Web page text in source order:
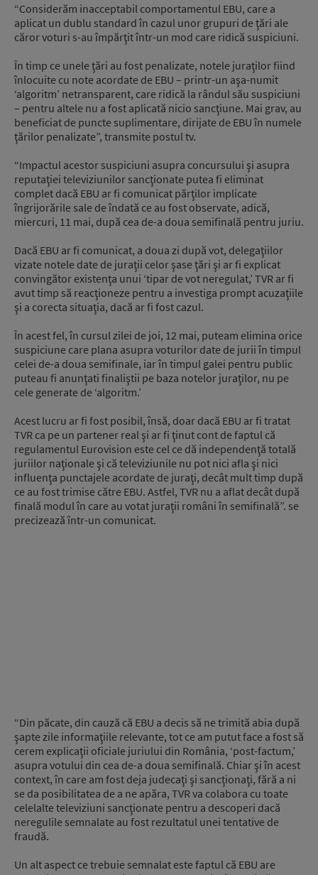
“Considerăm inacceptabil comportamentul EBU, care a
aplicat un dublu standard în cazul unor grupuri de ţări ale
căror voturi s-au împărţit într-un mod care ridică suspiciuni.
În timp ce unele ţări au fost penalizate, notele juraţilor fiind
înlocuite cu note acordate de EBU – printr-un aşa-numit
‘algoritm’ netransparent, care ridică la rândul său suspiciuni
– pentru altele nu a fost aplicată nicio sancţiune. Mai grav, au
beneficiat de puncte suplimentare, dirijate de EBU în numele
ţărilor penalizate”, transmite postul tv.
“Impactul acestor suspiciuni asupra concursului şi asupra
reputaţiei televiziunilor sancţionate putea fi eliminat
complet dacă EBU ar fi comunicat părţilor implicate
îngrijorările sale de îndată ce au fost observate, adică,
miercuri, 11 mai, după cea de-a doua semifinală pentru juriu.
Dacă EBU ar fi comunicat, a doua zi după vot, delegaţiilor
vizate notele date de juraţii celor şase ţări şi ar fi explicat
convingător existenţa unui ‘tipar de vot neregulat,’ TVR ar fi
avut timp să reacţioneze pentru a investiga prompt acuzaţiile
şi a corecta situaţia, dacă ar fi fost cazul.
În acest fel, în cursul zilei de joi, 12 mai, puteam elimina orice
suspiciune care plana asupra voturilor date de jurii în timpul
celei de-a doua semifinale, iar în timpul galei pentru public
puteau fi anunţati finaliştii pe baza notelor juraţilor, nu pe
cele generate de ‘algoritm.’
Acest lucru ar fi fost posibil, însă, doar dacă EBU ar fi tratat
TVR ca pe un partener real şi ar fi ţinut cont de faptul că
regulamentul Eurovision este cel ce dă independenţă totală
juriilor naţionale şi că televiziunile nu pot nici afla şi nici
influenţa punctajele acordate de juraţi, decât mult timp după
ce au fost trimise către EBU. Astfel, TVR nu a aflat decât după
finală modul în care au votat juraţii români în semifinală”. se
precizează într-un comunicat.
“Din păcate, din cauză că EBU a decis să ne trimită abia după
şapte zile informaţiile relevante, tot ce am putut face a fost să
cerem explicaţii oficiale juriului din România, ‘post-factum,’
asupra votului din cea de-a doua semifinală. Chiar şi în acest
context, în care am fost deja judecaţi şi sancţionaţi, fără a ni
se da posibilitatea de a ne apăra, TVR va colabora cu toate
celelalte televiziuni sancţionate pentru a descoperi dacă
neregulile semnalate au fost rezultatul unei tentative de
fraudă.
Un alt aspect ce trebuie semnalat este faptul că EBU are